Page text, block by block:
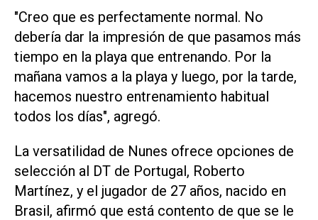
"Creo que es perfectamente normal. No
debería dar la impresión de que pasamos más
tiempo en la playa que entrenando. Por la
mañana vamos a la playa y luego, por la tarde,
hacemos nuestro entrenamiento habitual
todos los días", agregó.
La versatilidad de Nunes ofrece opciones de
selección ‌al DT de Portugal, Roberto
Martínez, y el jugador de 27 años, nacido en
Brasil, afirmó que está contento de que se le